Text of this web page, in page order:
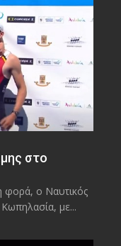
στο
φορά, ο Ναυτικός
Κωπηλασία, με...